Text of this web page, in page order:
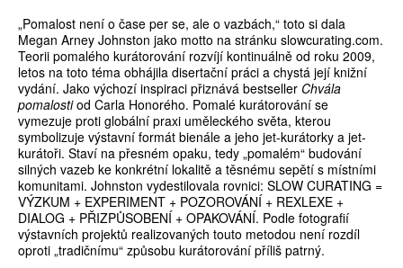
„Pomalost není o čase per se, ale o vazbách,“ toto si dala
Megan Arney Johnston jako motto na stránku slowcurating.com.
Teorii pomalého kurátorování rozvíjí kontinuálně od roku 2009,
letos na toto téma obhájila disertační práci a chystá její knižní
vydání. Jako výchozí inspiraci přiznává bestseller Chvála
pomalostiod Carla Honorého. Pomalé kurátorování se
vymezuje proti globální praxi uměleckého světa, kterou
symbolizuje výstavní formát bienále a jeho jet-kurátorky a jet-
kurátoři. Staví na přesném opaku, tedy „pomalém“ budování
silných vazeb ke konkrétní lokalitě a těsnému sepětí s místními
komunitami. Johnston vydestilovala rovnici: SLOW CURATING =
VÝZKUM + EXPERIMENT + POZOROVÁNÍ + REXLEXE +
DIALOG + PŘIZPŮSOBENÍ + OPAKOVÁNÍ. Podle fotografií
výstavních projektů realizovaných touto metodou není rozdíl
oproti „tradičnímu“ způsobu kurátorování příliš patrný.